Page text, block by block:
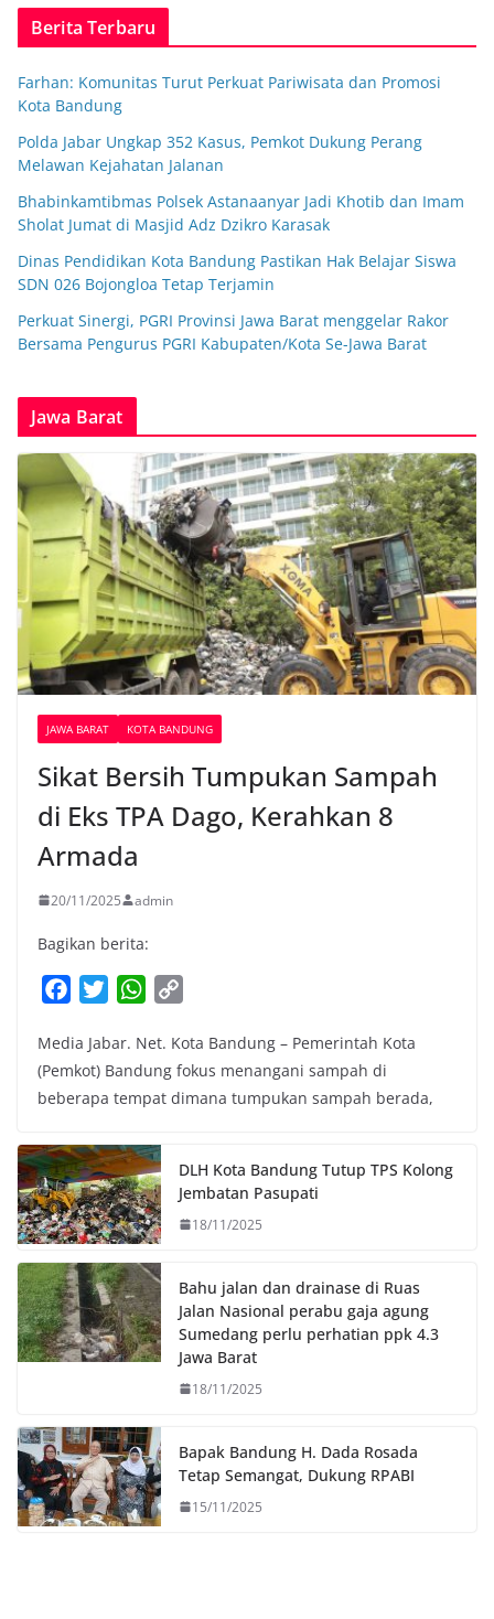
Berita Terbaru
Farhan: Komunitas Turut Perkuat Pariwisata dan Promosi
Kota Bandung
Polda Jabar Ungkap 352 Kasus, Pemkot Dukung Perang
Melawan Kejahatan Jalanan
Bhabinkamtibmas Polsek Astanaanyar Jadi Khotib dan Imam
Sholat Jumat di Masjid Adz Dzikro Karasak
Dinas Pendidikan Kota Bandung Pastikan Hak Belajar Siswa
SDN 026 Bojongloa Tetap Terjamin
Perkuat Sinergi, PGRI Provinsi Jawa Barat menggelar Rakor
Bersama Pengurus PGRI Kabupaten/Kota Se-Jawa Barat
Jawa Barat
JAWA BARAT KOTA BANDUNG
Sikat Bersih Tumpukan Sampah
di Eks TPA Dago, Kerahkan 8
Armada
20/11/2025 admin
Bagikan berita:
c
e
b
o
k
i
t
t
r
W
a
t
s
p
p
p
y
L
n
k
Media Jabar. Net. Kota Bandung – Pemerintah Kota
(Pemkot) Bandung fokus menangani sampah di
beberapa tempat dimana tumpukan sampah berada,
DLH Kota Bandung Tutup TPS Kolong
Jembatan Pasupati
18/11/2025
Bahu jalan dan drainase di Ruas
Jalan Nasional perabu gaja agung
Sumedang perlu perhatian ppk 4.3
Jawa Barat
18/11/2025
Bapak Bandung H. Dada Rosada
Tetap Semangat, Dukung RPABI
15/11/2025